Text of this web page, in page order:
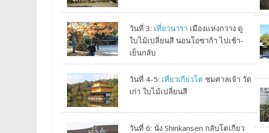
วันที่ 3: เที่ยวนารา เมืองแห่งกวาง ดู
ใบไม้เปลี่ยนสี นอนโอซาก้า ไปเช้า-
เย็นกลับ
วันที่ 4-5: เที่ยวเกียวโต ชมศาลเจ้า วัด
เก่า ใบไม้เปลี่ยนสี
วันที่ 6: นั่ง Shinkansen กลับโตเกียว